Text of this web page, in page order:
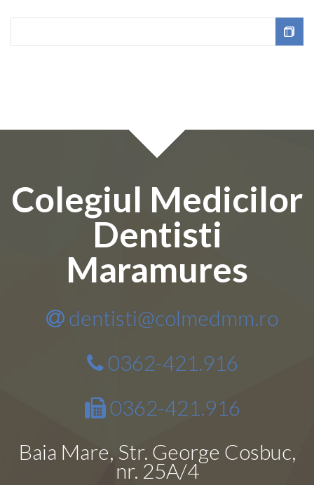
Colegiul Medicilor
Dentisti
Maramures
dentisti@colmedmm.ro
0362-421.916
0362-421.916
Baia Mare, Str. George Cosbuc,
nr. 25A/4